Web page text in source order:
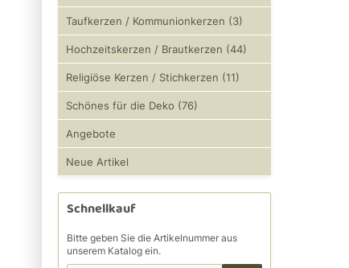
Taufkerzen / Kommunionkerzen (3)
Hochzeitskerzen / Brautkerzen (44)
Religiöse Kerzen / Stichkerzen (11)
Schönes für die Deko (76)
Angebote
Neue Artikel
Schnellkauf
Bitte geben Sie die Artikelnummer aus
unserem Katalog ein.